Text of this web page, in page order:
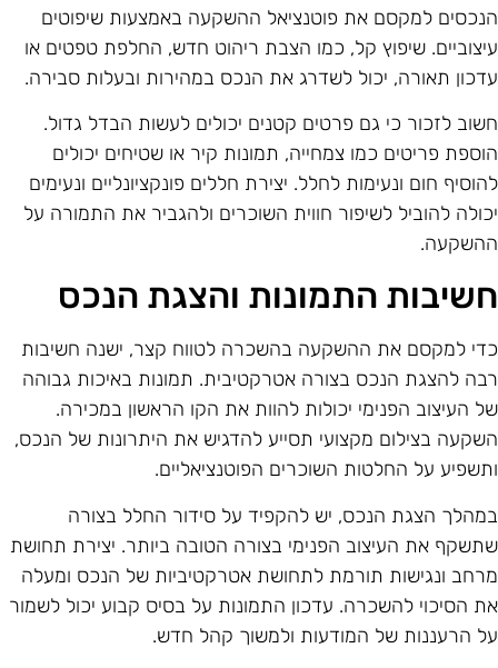
למקסם את פוטנציאל ההשקעה באמצעות שיפוטים
שיפוץ קל, כמו הצבת ריהוט חדש, החלפת טפטים או
תאורה, יכול לשדרג את הנכס במהירות ובעלות סבירה.
לזכור כי גם פרטים קטנים יכולים לעשות הבדל גדול.
פריטים כמו צמחייה, תמונות קיר או שטיחים יכולים
חום ונעימות לחלל. יצירת חללים פונקציונליים ונעימים
להוביל לשיפור חווית השוכרים ולהגביר את התמורה על
התמונות והצגת הנכס
למקסם את ההשקעה בהשכרה לטווח קצר, ישנה חשיבות
להצגת הנכס בצורה אטרקטיבית. תמונות באיכות גבוהה
העיצוב הפנימי יכולות להוות את הקו הראשון במכירה.
בצילום מקצועי תסייע להדגיש את היתרונות של הנכס,
על החלטות השוכרים הפוטנציאליים.
הצגת הנכס, יש להקפיד על סידור החלל בצורה
את העיצוב הפנימי בצורה הטובה ביותר. יצירת תחושת
ונגישות תורמת לתחושת אטרקטיביות של הנכס ומעלה
הסיכוי להשכרה. עדכון התמונות על בסיס קבוע יכול לשמור
הרעננות של המודעות ולמשוך קהל חדש.